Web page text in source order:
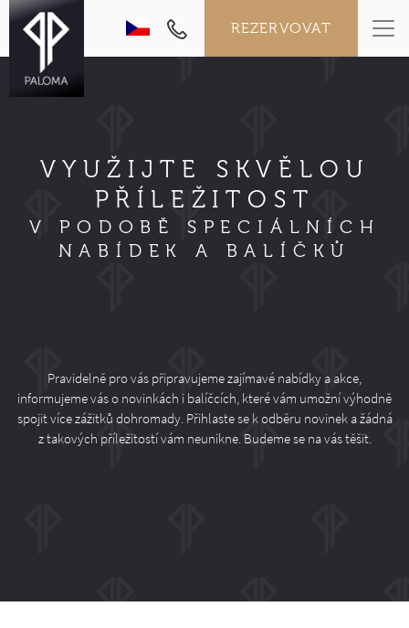
REZERVOVAT
VYUŽIJTE SKVĚLOU
PŘÍLEŽITOST
V PODOBĚ SPECIÁLNÍCH
NABÍDEK A BALÍČKŮ
Pravidelně pro vás připravujeme zajímavé nabídky a akce,
informujeme vás o novinkách i balíčcích, které vám umožní výhodně
spojit více zážitků dohromady. Přihlaste se k odběru novinek a žádná
z takových příležitostí vám neunikne. Budeme se na vás těšit.